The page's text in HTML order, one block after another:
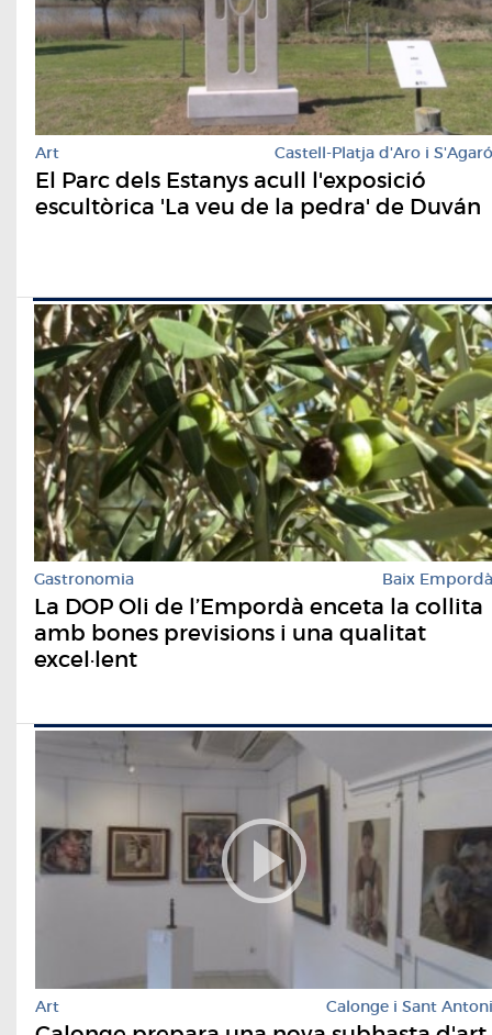
Art Castell-Platja d'Aro i S'Agaró
El Parc dels Estanys acull l'exposició
escultòrica 'La veu de la pedra' de Duván
Gastronomia Baix Empordà
La DOP Oli de l’Empordà enceta la collita
amb bones previsions i una qualitat
excel·lent
Art Calonge i Sant Antoni